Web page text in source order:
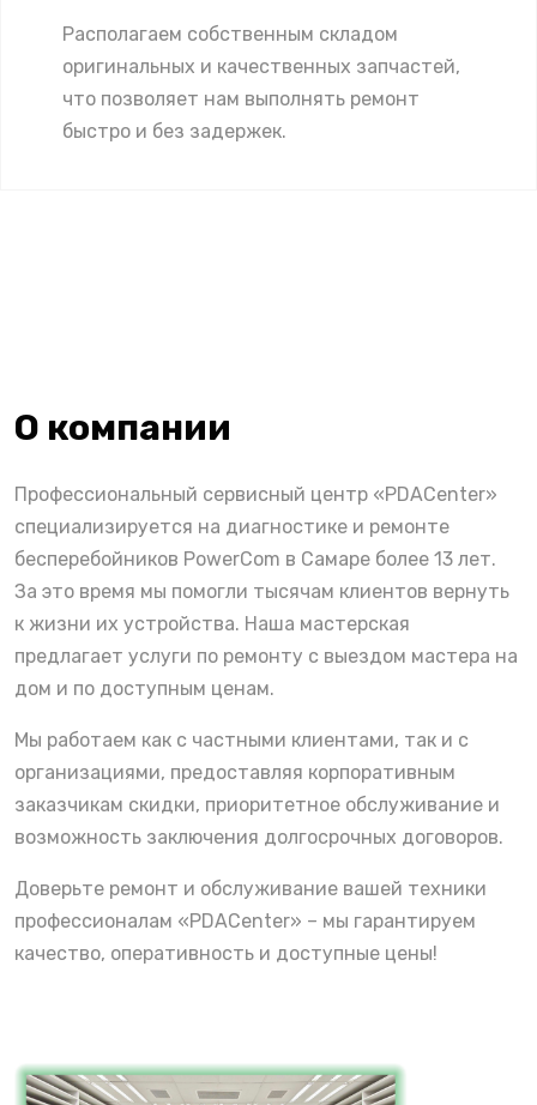
Располагаем собственным складом
оригинальных и качественных запчастей,
что позволяет нам выполнять ремонт
быстро и без задержек.
О компании
Профессиональный сервисный центр «PDACenter»
специализируется на диагностике и ремонте
бесперебойников PowerCom в Самаре более 13 лет.
За это время мы помогли тысячам клиентов вернуть
к жизни их устройства. Наша мастерская
предлагает услуги по ремонту с выездом мастера на
дом и по доступным ценам.
Мы работаем как с частными клиентами, так и с
организациями, предоставляя корпоративным
заказчикам скидки, приоритетное обслуживание и
возможность заключения долгосрочных договоров.
Доверьте ремонт и обслуживание вашей техники
профессионалам «PDACenter» – мы гарантируем
качество, оперативность и доступные цены!